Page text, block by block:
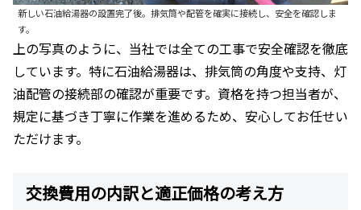
新しい石油給湯器の設置完了後。排気筒や配管を確実に接続し、安全を確認しま
す。
上の写真のように、当社では全ての工事で安全確認を徹底
しています。特に石油給湯器は、排気筒の角度や支持、灯
油配管の接続部の確認が重要です。資格を持つ担当者が、
規定に基づき丁寧に作業を進めるため、安心してお任せい
ただけます。
交換費用の内訳と適正価格の考え方